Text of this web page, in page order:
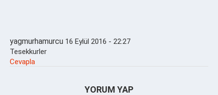
yagmurhamurcu 16 Eylül 2016 - 22:27
Tesekkurler
Cevapla
YORUM YAP